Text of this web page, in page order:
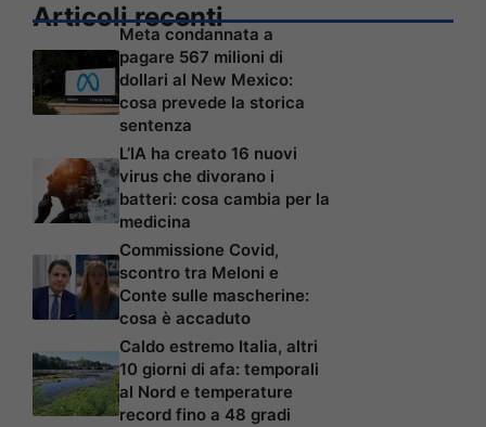
Articoli recenti
Meta condannata a
pagare 567 milioni di
dollari al New Mexico:
cosa prevede la storica
sentenza
L’IA ha creato 16 nuovi
virus che divorano i
batteri: cosa cambia per la
medicina
Commissione Covid,
scontro tra Meloni e
Conte sulle mascherine:
cosa è accaduto
Caldo estremo Italia, altri
10 giorni di afa: temporali
al Nord e temperature
record fino a 48 gradi